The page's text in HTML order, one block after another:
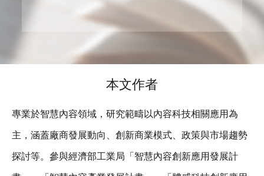
本文作者
專業於智慧內容領域，研究範疇以內容科技相關應用為
主，涵蓋廠商發展動向、創新商業模式、政策與市場趨勢
探討等。參與經濟部工業局「智慧內容創新應用發展計